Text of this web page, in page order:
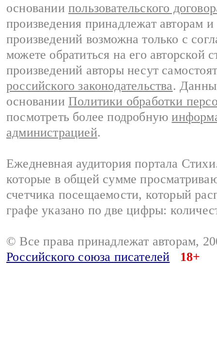
основании пользовательского
произведения принадлежат авторам
произведений возможна только с
можете обратиться на его авторской
произведений авторы несут
российского законодательства.
основании Политики обработки
посмотреть более подробную
администрацией.
Ежедневная аудитория портала
которые в общей сумме
счетчика посещаемости, который
графе указано по две цифры:
© Все права принадлежат авторам,
Российского союза писателей
18+